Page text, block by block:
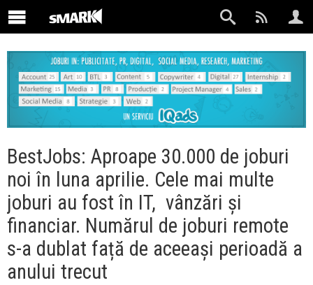
BestJobs: Aproape 30.000 de joburi
noi în luna aprilie. Cele mai multe
joburi au fost în IT, vânzări și
financiar. Numărul de joburi remote
s-a dublat față de aceeași perioadă a
anului trecut